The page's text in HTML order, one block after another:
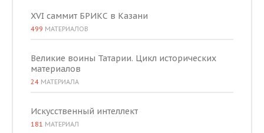
XVI саммит БРИКС в Казани
499 МАТЕРИАЛОВ
Великие воины Татарии. Цикл исторических
материалов
24 МАТЕРИАЛА
Искусственный интеллект
181 МАТЕРИАЛ